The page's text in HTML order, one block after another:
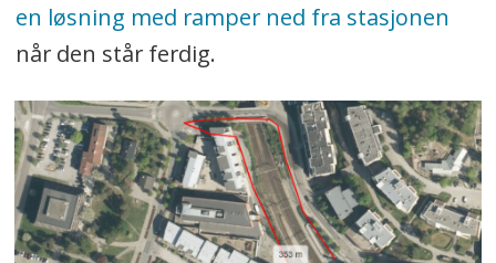
en løsning med ramper ned fra stasjonen
når den står ferdig.